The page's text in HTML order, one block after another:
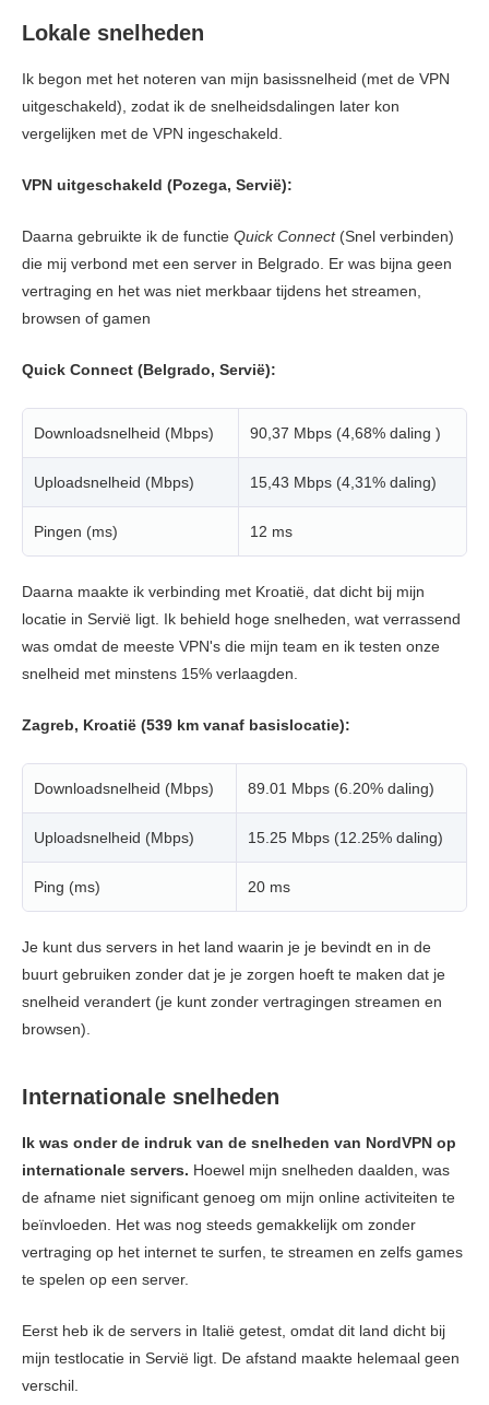
Lokale snelheden
Ik begon met het noteren van mijn basissnelheid (met de VPN
uitgeschakeld), zodat ik de snelheidsdalingen later kon
vergelijken met de VPN ingeschakeld.
VPN uitgeschakeld (Pozega, Servië):
Daarna gebruikte ik de functie Quick Connect(Snel verbinden)
die mij verbond met een server in Belgrado. Er was bijna geen
vertraging en het was niet merkbaar tijdens het streamen,
browsen of gamen
Quick Connect (Belgrado, Servië):
Downloadsnelheid (Mbps) 90,37 Mbps (4,68% daling )
Uploadsnelheid (Mbps) 15,43 Mbps (4,31% daling)
Pingen (ms) 12 ms
Daarna maakte ik verbinding met Kroatië, dat dicht bij mijn
locatie in Servië ligt. Ik behield hoge snelheden, wat verrassend
was omdat de meeste VPN's die mijn team en ik testen onze
snelheid met minstens 15% verlaagden.
Zagreb, Kroatië (539 km vanaf basislocatie):
Downloadsnelheid (Mbps) 89.01 Mbps (6.20% daling)
Uploadsnelheid (Mbps) 15.25 Mbps (12.25% daling)
Ping (ms) 20 ms
Je kunt dus servers in het land waarin je je bevindt en in de
buurt gebruiken zonder dat je je zorgen hoeft te maken dat je
snelheid verandert (je kunt zonder vertragingen streamen en
browsen).
Internationale snelheden
Ik was onder de indruk van de snelheden van NordVPN op
internationale servers. Hoewel mijn snelheden daalden, was
de afname niet significant genoeg om mijn online activiteiten te
beïnvloeden. Het was nog steeds gemakkelijk om zonder
vertraging op het internet te surfen, te streamen en zelfs games
te spelen op een server.
Eerst heb ik de servers in Italië getest, omdat dit land dicht bij
mijn testlocatie in Servië ligt. De afstand maakte helemaal geen
verschil.